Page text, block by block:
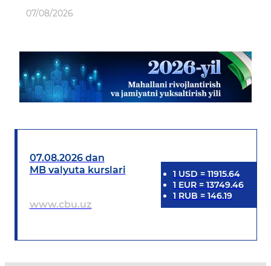
07/08/2026
07.08.2026 dan
MB valyuta kurslari
www.cbu.uz
1 USD = 11915.64
1 EUR= 13749.46
1 RUB = 146.19